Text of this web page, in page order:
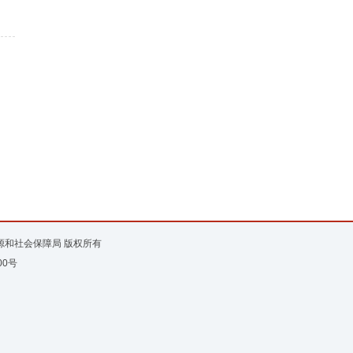
社会保障局 版权所有
号